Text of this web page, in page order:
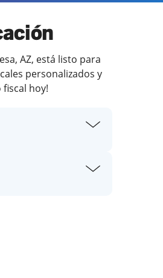
AZ, está listo para
personalizados y
hoy!